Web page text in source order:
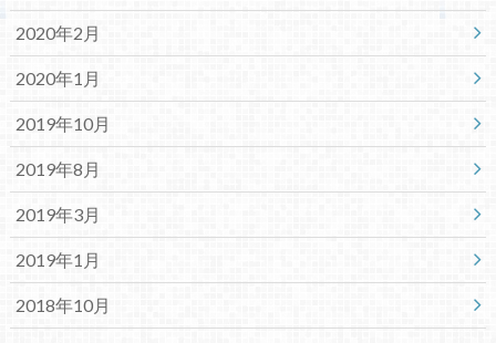
2020年2月
2020年1月
2019年10月
2019年8月
2019年3月
2019年1月
2018年10月